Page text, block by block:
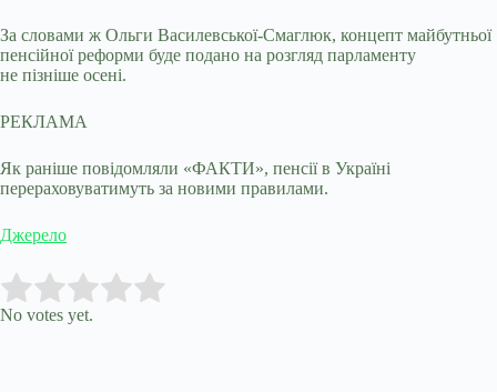
За словами ж Ольги Василевської-Смаглюк, концепт майбутньої
пенсійної реформи буде подано на розгляд парламенту
не пізніше осені.
РЕКЛАМА
Як раніше повідомляли «ФАКТИ», пенсії в Україні
перераховуватимуть за новими правилами.
Джерело
Rate this item:
No votes yet.